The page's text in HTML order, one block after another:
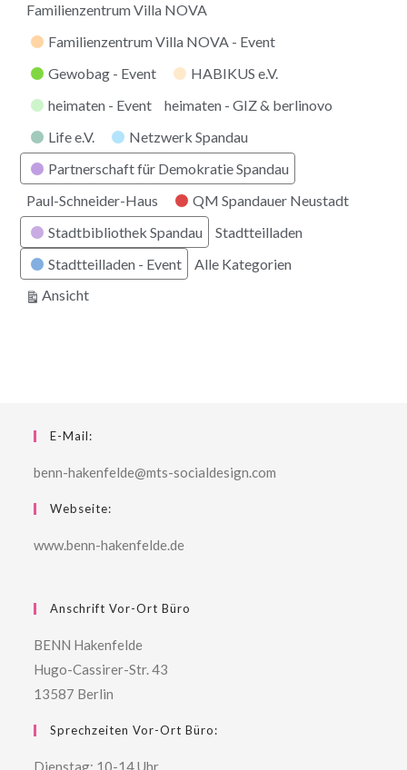
Familienzentrum Villa NOVA
Familienzentrum Villa NOVA - Event
Gewobag - Event
HABIKUS e.V.
heimaten - Event
heimaten - GIZ & berlinovo
Life e.V.
Netzwerk Spandau
Partnerschaft für Demokratie Spandau
Paul-Schneider-Haus
QM Spandauer Neustadt
Stadtbibliothek Spandau
Stadtteilladen
Stadtteilladen - Event
Alle Kategorien
Ansichtausdrucken
E-Mail:
benn-hakenfelde@mts-socialdesign.com
Webseite:
www.benn-hakenfelde.de
Anschrift Vor-Ort Büro
BENN Hakenfelde
Hugo-Cassirer-Str. 43
13587 Berlin
Sprechzeiten Vor-Ort Büro:
Dienstag: 10-14 Uhr